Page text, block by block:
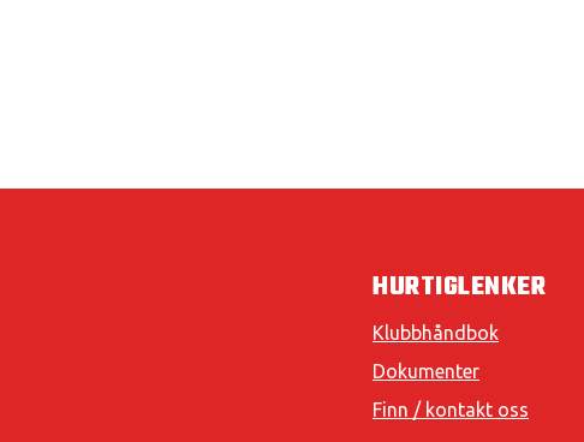
HURTIGLENKER
Klubbhåndbok
Dokumenter
Finn / kontakt oss